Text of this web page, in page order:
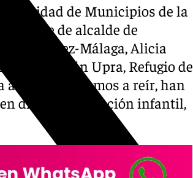
de Municipios de la
teniente de alcalde de
de Vélez-Málaga, Alicia
la asociación Upra, Refugio de
asociación Vamos a reír, han
en directo, animación infantil,